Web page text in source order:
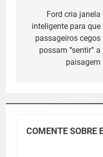
Post
Ford cria janela
inteligente para que
passageiros cegos
possam “sentir” a
paisagem
COMENTE SOBRE